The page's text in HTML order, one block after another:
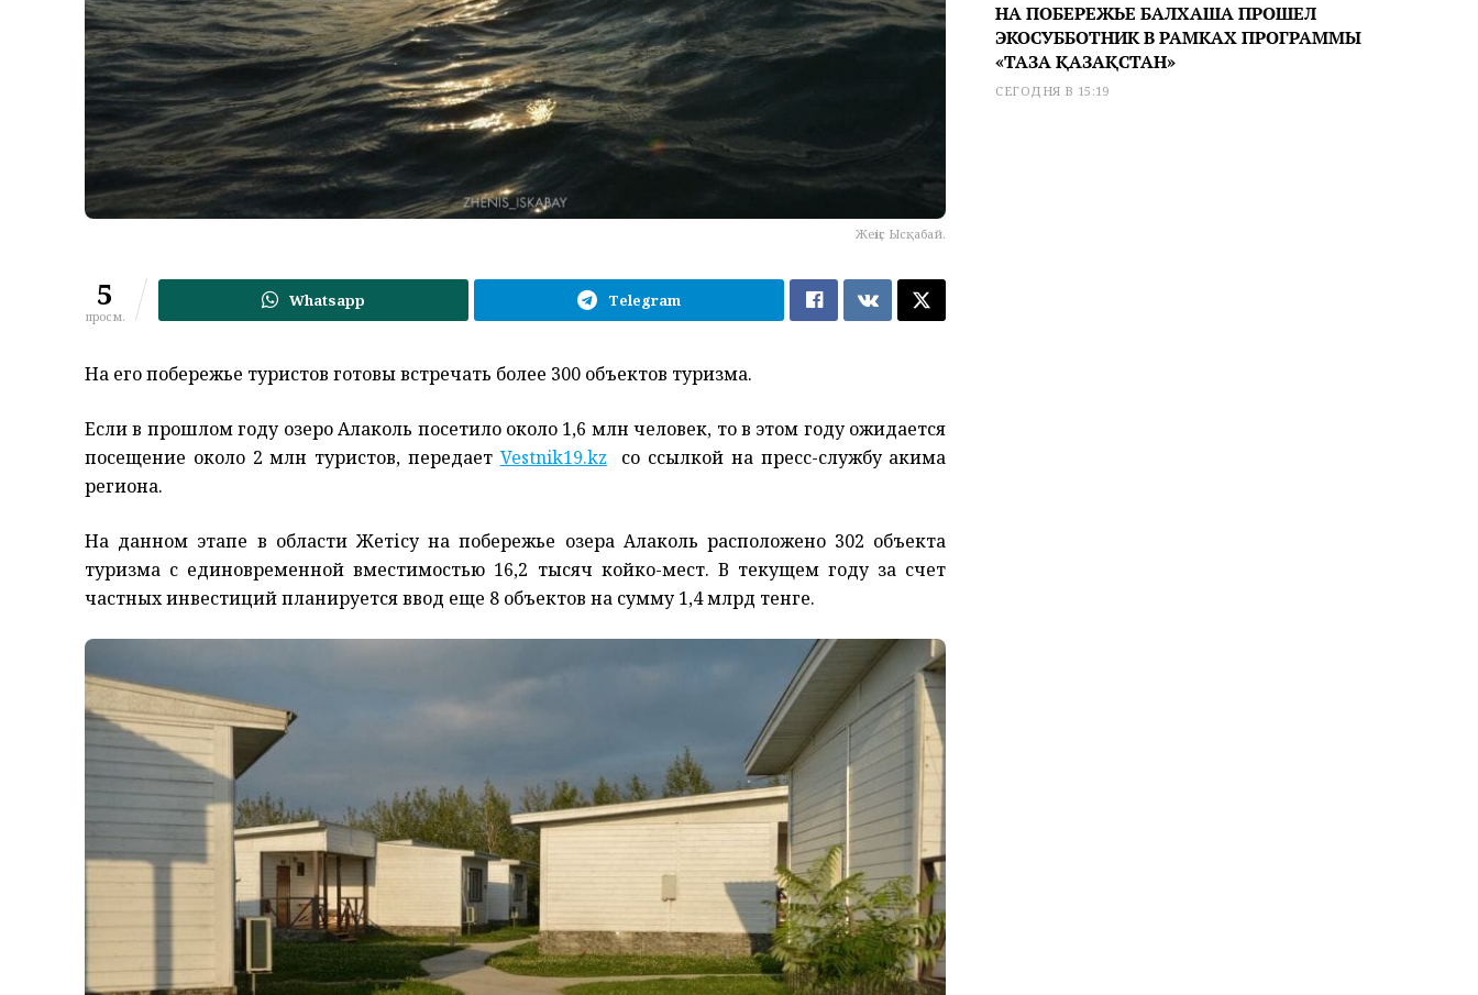
Жеңіс Ысқабай.
5
просм.
Whatsapp Telegram
На его побережье туристов готовы встречать более 300 объектов туризма.
Если в прошлом году озеро Алаколь посетило около 1,6 млн человек, то в этом году ожидается
посещение около 2 млн туристов, передает Vestnik19.kz со ссылкой на пресс-службу акима
региона.
На данном этапе в области Жетісу на побережье озера Алаколь расположено 302 объекта
туризма с единовременной вместимостью 16,2 тысяч койко-мест. В текущем году за счет
частных инвестиций планируется ввод еще 8 объектов на сумму 1,4 млрд тенге.
НА ПОБЕРЕЖЬЕ БАЛХАША ПРОШЕЛ
ЭКОСУББОТНИК В РАМКАХ ПРОГРАММЫ
«ТАЗА ҚАЗАҚСТАН»
СЕГОДНЯ В 15:19